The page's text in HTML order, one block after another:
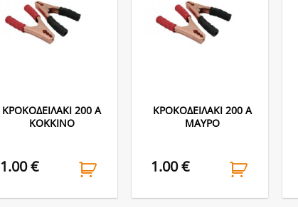
ΚΡΟΚΟΔΕΙΛΑΚΙ 200 Α
ΚΟΚΚΙΝΟ
1.00€
ΚΡΟΚΟΔΕΙΛΑΚΙ 200 Α
ΜΑΥΡΟ
1.00€